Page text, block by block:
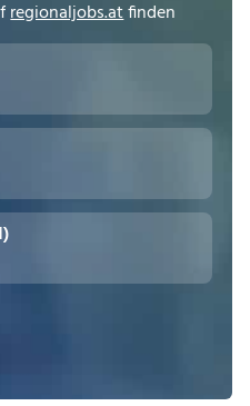
regionaljobs.atfinden